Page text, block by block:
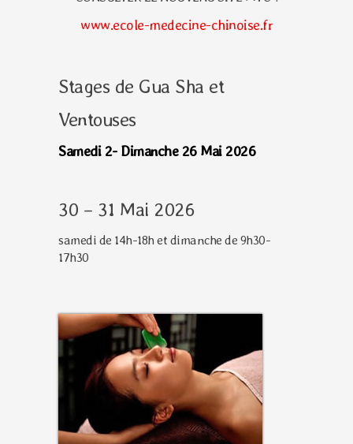
www.ecole-medecine-chinoise.fr
Stages de Gua Sha et
Ventouses
Samedi 2- Dimanche 26 Mai 2026
30 – 31 Mai 2026
samedi de 14h-18h et dimanche de 9h30-
17h30